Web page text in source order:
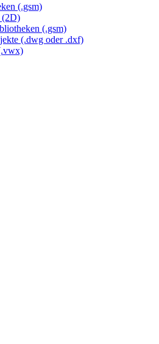
(.gsm)
(2D)
(.gsm)
(.dwg oder .dxf)